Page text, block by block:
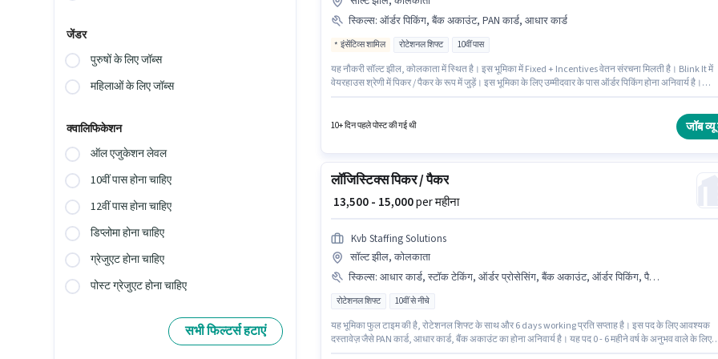
जेंडर
पुरुषों के लिए जॉब्स
महिलाओं के लिए जॉब्स
क्वालिफिकेशन
ऑल एजुकेशन लेवल
10वीं पास होना चाहिए
12वीं पास होना चाहिए
डिप्लोमा होना चाहिए
ग्रेजुएट होना चाहिए
पोस्ट ग्रेजुएट होना चाहिए
सभी फिल्टर्स हटाएं
स्किल्स: ऑर्डर पिकिंग, बैंक अकाउंट, PAN कार्ड, आधार कार्ड
इंसेंटिव्स शामिल रोटेशनल शिफ्ट 10वीं पास
यह नौकरी सॉल्ट झील, कोलकाता में स्थित है। इस भूमिका में Fixed + Incentives वेतन संरचना मिलती है। Blink It में
वेयरहाउस श्रेणी में पिकर / पैकर के रूप में जुड़ें। इस भूमिका के लिए उम्मीदवार के पास ऑर्डर पिकिंग होना अनिवार्य है।
10+ दिन पहले पोस्ट की गई थी जॉब
लॉजिस्टिक्स पिकर / पैकर
₹ 13,500 - 15,000per महीना
Kvb Staffing Solutions
सॉल्ट झील, कोलकाता
स्किल्स: आधार कार्ड, स्टॉक टेकिंग, ऑर्डर प्रोसेसिंग, बैंक अकाउंट, ऑर्डर पिकिंग, पैकेजिंग और सॉर्टिंग, इन्वेंटरी कंट्रोल, फ्रेट फॉरवर्डिंग, PAN कार्ड
रोटेशनल शिफ्ट 10वीं से नीचे
यह भूमिका फुल टाइम की है, रोटेशनल शिफ्ट के साथ और 6 days working प्रति सप्ताह है। इस पद के लिए आवश्यक
दस्तावेज़ जैसे PAN कार्ड, आधार कार्ड, बैंक अकाउंट का होना अनिवार्य है। यह पद 0 - 6 महीने वर्ष के अनुभव वाले के लिए